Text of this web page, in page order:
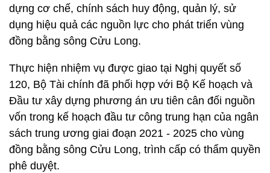
dựng cơ chế, chính sách huy động, quản lý, sử
dụng hiệu quả các nguồn lực cho phát triển vùng
đồng bằng sông Cửu Long.
Thực hiện nhiệm vụ được giao tại Nghị quyết số
120, Bộ Tài chính đã phối hợp với Bộ Kế hoạch và
Đầu tư xây dựng phương án ưu tiên cân đối nguồn
vốn trong kế hoạch đầu tư công trung hạn của ngân
sách trung ương giai đoạn 2021 - 2025 cho vùng
đồng bằng sông Cửu Long, trình cấp có thẩm quyền
phê duyệt.